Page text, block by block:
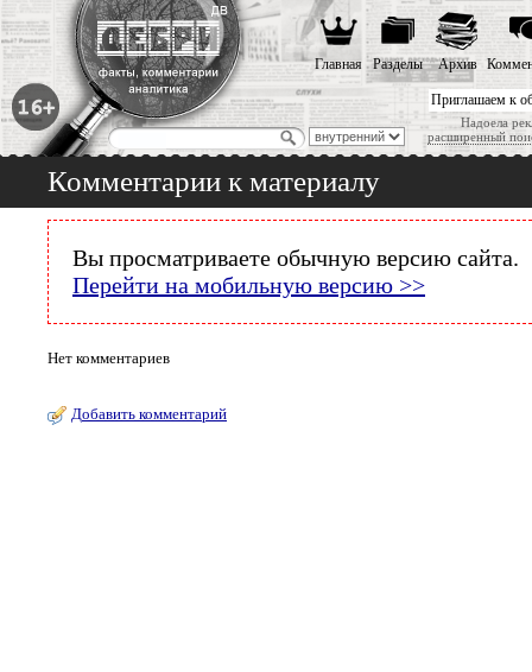
Приглашаем к
Надоела
расширенный
Главная Разделы Архив
Комментарии к материалу
Вы просматриваете обычную версию сайта.
Перейти на мобильную версию >>
Нет комментариев
Добавить комментарий